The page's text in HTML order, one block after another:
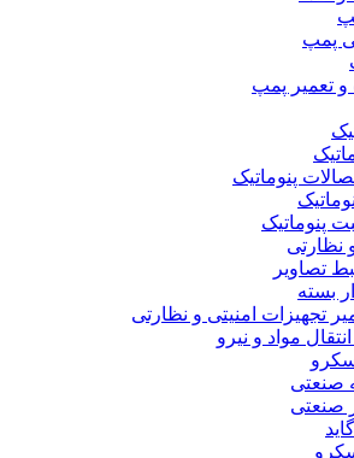
پمپ
تعمیر پمپ
پنوماتیک
پنوماتیک
نظارتی
تصاویر
بسته
تجهیزات امنیتی و نظارتی
مواد و نیرو
صنعتی
صنعتی